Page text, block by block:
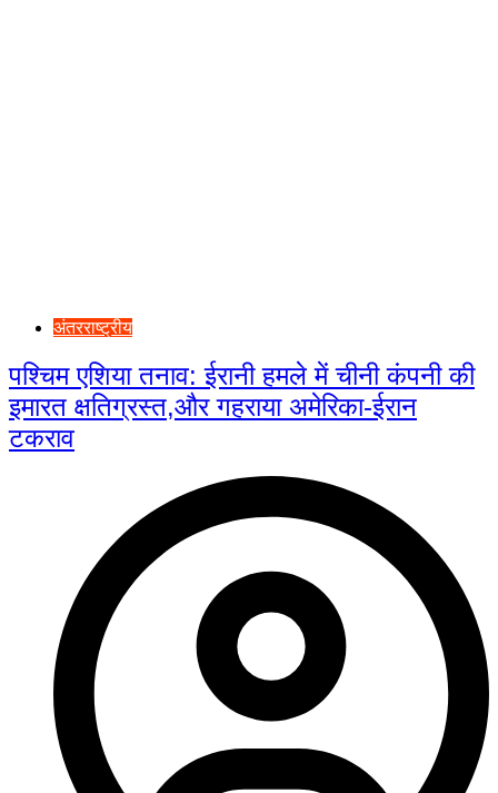
अंतरराष्ट्रीय
पश्चिम एशिया तनाव: ईरानी हमले में चीनी कंपनी की
इमारत क्षतिग्रस्त,और गहराया अमेरिका-ईरान
टकराव